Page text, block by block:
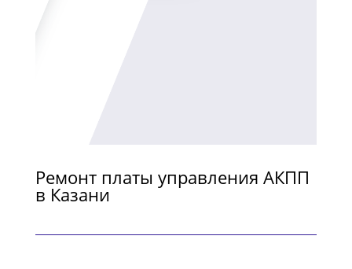
Ремонт платы управления АКПП
в Казани